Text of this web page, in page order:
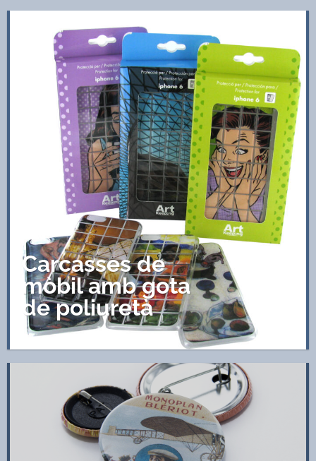
Carcasses de
mòbil amb gota
de poliuretà